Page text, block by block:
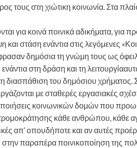
τους στη χιώτικη κοινωνία. Στα
για κοινά ποινικά αδικήματα,
και στάση ενάντια στις λεγόμενες
δημόσια τη γνώμη τους ως
στη δράση και τη
διασπάθιση του δημόσιου
με σταθερές εργασιακές
κοινωνικών δομών που
κάθε ανθρώπου, κάθε
απ’ οπουδήποτε και αν αυτές
παραπέρα ποινικοποίηση της